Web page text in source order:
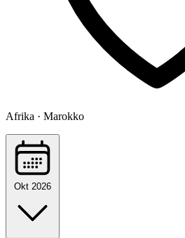
Afrika · Marokko
Okt 2026